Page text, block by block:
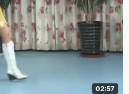
02:57